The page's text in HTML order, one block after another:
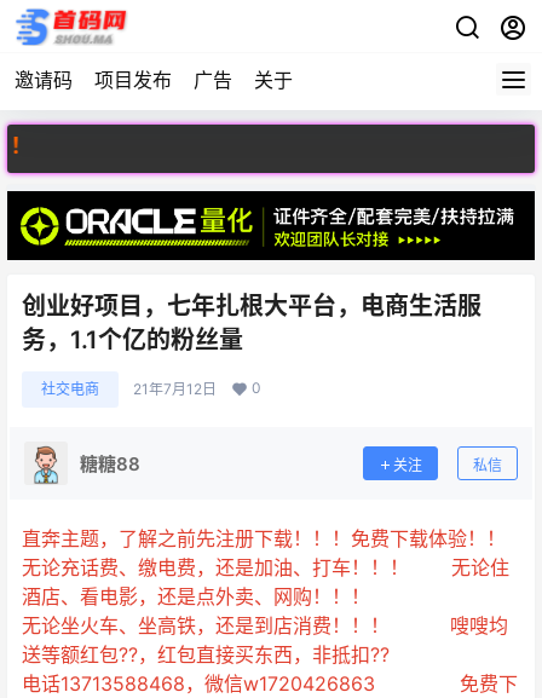
邀请码 项目发布 广告 关于
创业好项目，七年扎根大平台，电商生活服
务，1.1个亿的粉丝量
社交电商 21年7月12日 0
糖糖88 关注 私信
直奔主题，了解之前先注册下载！！！免费下载体验！！
无论充话费、缴电费，还是加油、打车！！！ 无论住
酒店、看电影，还是点外卖、网购！！！
无论坐火车、坐高铁，还是到店消费！！！ 嗖嗖均
送等额红包??，红包直接买东西，非抵扣??
电话13713588468，微信w1720426863 免费下